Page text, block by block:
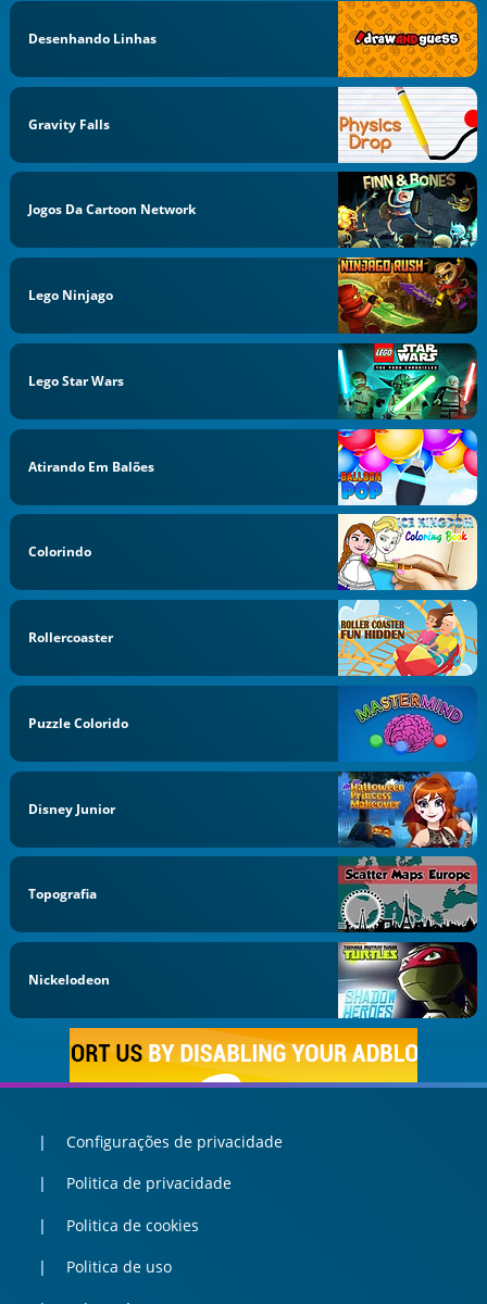
Desenhando Linhas
Gravity Falls
Jogos Da Cartoon Network
Lego Ninjago
Lego Star Wars
Atirando Em Balões
Colorindo
Rollercoaster
Puzzle Colorido
Disney Junior
Topografia
Nickelodeon
Configurações de privacidade
Politica de privacidade
Politica de cookies
Politica de uso